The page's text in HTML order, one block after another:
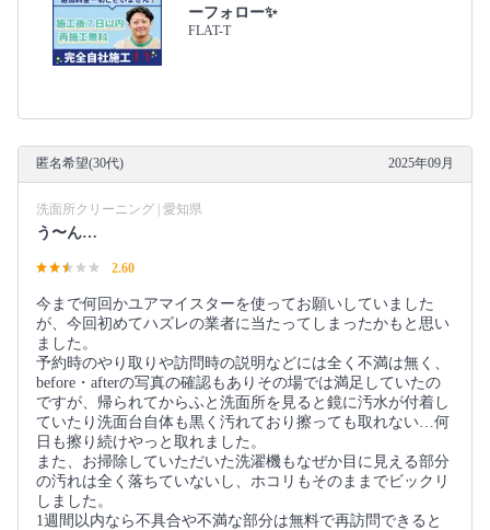
ーフォロー✨
FLAT-T
匿名希望(30代) 2025年09月
洗面所クリーニング | 愛知県
う〜ん…
2.60
今まで何回かユアマイスターを使ってお願いしていました
が、今回初めてハズレの業者に当たってしまったかもと思い
ました。
予約時のやり取りや訪問時の説明などには全く不満は無く、
before・afterの写真の確認もありその場では満足していたの
ですが、帰られてからふと洗面所を見ると鏡に汚水が付着し
ていたり洗面台自体も黒く汚れており擦っても取れない…何
日も擦り続けやっと取れました。
また、お掃除していただいた洗濯機もなぜか目に見える部分
の汚れは全く落ちていないし、ホコリもそのままでビックリ
しました。
1週間以内なら不具合や不満な部分は無料で再訪問できると